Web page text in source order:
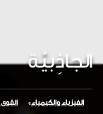
الجاذِبيَّة
الفيزياء والكيمياء